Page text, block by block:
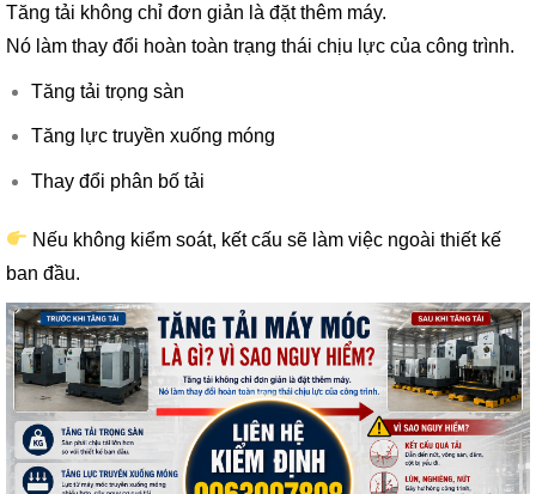
Tăng tải không chỉ đơn giản là đặt thêm máy.
Nó làm thay đổi hoàn toàn trạng thái chịu lực của công trình.
Tăng tải trọng sàn
Tăng lực truyền xuống móng
Thay đổi phân bố tải
Nếu không kiểm soát, kết cấu sẽ làm việc ngoài thiết kế
ban đầu.